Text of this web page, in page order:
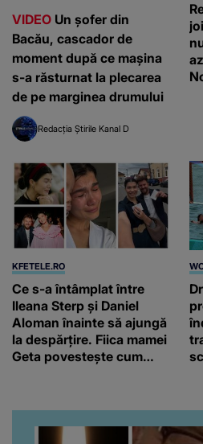
VIDEO Un șofer din
Bacău, cascador de
moment după ce mașina
s-a răsturnat la plecarea
de pe marginea drumului
Redacția Știrile Kanal D
KFETELE.RO
Ce s-a întâmplat între
Ileana Sterp și Daniel
Aloman înainte să ajungă
la despărțire. Fiica mamei
Geta povestește cum
denigrez.”